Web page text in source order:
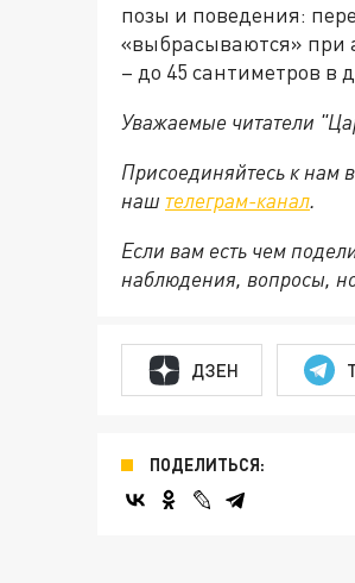
позы и поведения:
«выбрасываются» при
– до 45 сантиметров в
Уважаемые читатели
Присоединяйтесь к нам
наш телеграм-канал.
Если вам есть чем
наблюдения, вопросы,
ДЗЕН
ПОДЕЛИТЬСЯ: